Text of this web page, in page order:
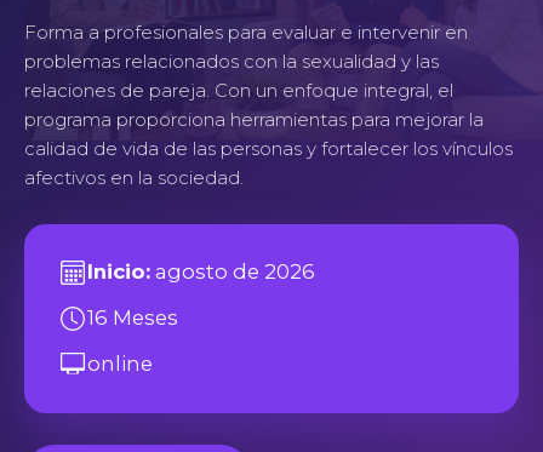
Forma a profesionales para evaluar e intervenir en
problemas relacionados con la sexualidad y las
relaciones de pareja. Con un enfoque integral, el
programa proporciona herramientas para mejorar la
calidad de vida de las personas y fortalecer los vínculos
afectivos en la sociedad.
Inicio: agosto de 2026
16 Meses
online